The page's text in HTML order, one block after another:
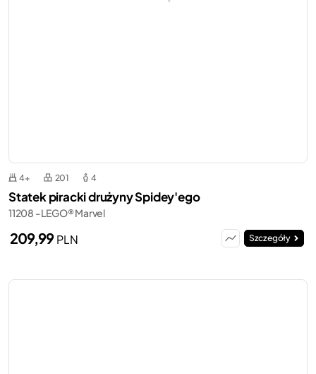
4+ 201 4
Statek piracki drużyny Spidey'ego
11208 - LEGO® Marvel
209,99PLN Szczegóły